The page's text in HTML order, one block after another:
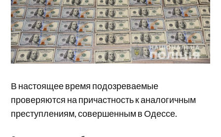
В настоящее время подозреваемые
проверяются на причастность к аналогичным
преступлениям, совершенным в Одессе.